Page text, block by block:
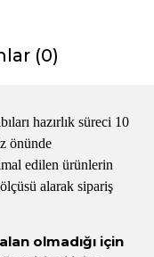
(0)
hazırlık süreci 10
önünde
edilen ürünlerin
alarak sipariş
olmadığı için